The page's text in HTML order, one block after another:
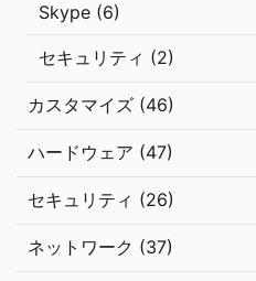
Skype (6)
セキュリティ (2)
カスタマイズ (46)
ハードウェア (47)
セキュリティ (26)
ネットワーク (37)